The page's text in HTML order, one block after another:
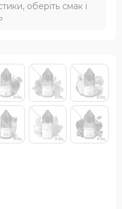
оберіть смак і